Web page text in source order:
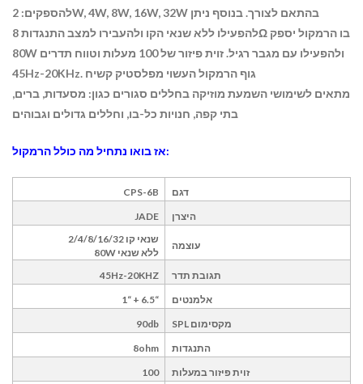
להספקים: 2W, 4W, 8W, 16W, 32W בהתאם לצורך. בנוסף ניתן
להפעילו ללא שנאי הקו ולהעבירו למצב התנגדות8Ω בו הרמקול יספק
80W ולהפעילו עם מגבר רגיל.
זוית פיזור של 100 מעלות וטווח תדרים
מתאים לשימושי השמעת מוזיקה בחללים סגורים כגון: מסעדות, ברים,
בתי קפה, חנויות כל-בו, וחללים גדולים וגבוהים
אז בואו נתחיל מה כולל הרמקול:
דגם
CPS-6B
היצרן
JADE
עוצמה
שנאי קו 2/4/8/16/32
ללא שנאי 80W
תגובת תדר
45Hz-20KHZ
אלמנטים
“6.5 + “1
מקסימוםSPL
90db
התנגדות
8ohm
זוית פיזור במעלות
100